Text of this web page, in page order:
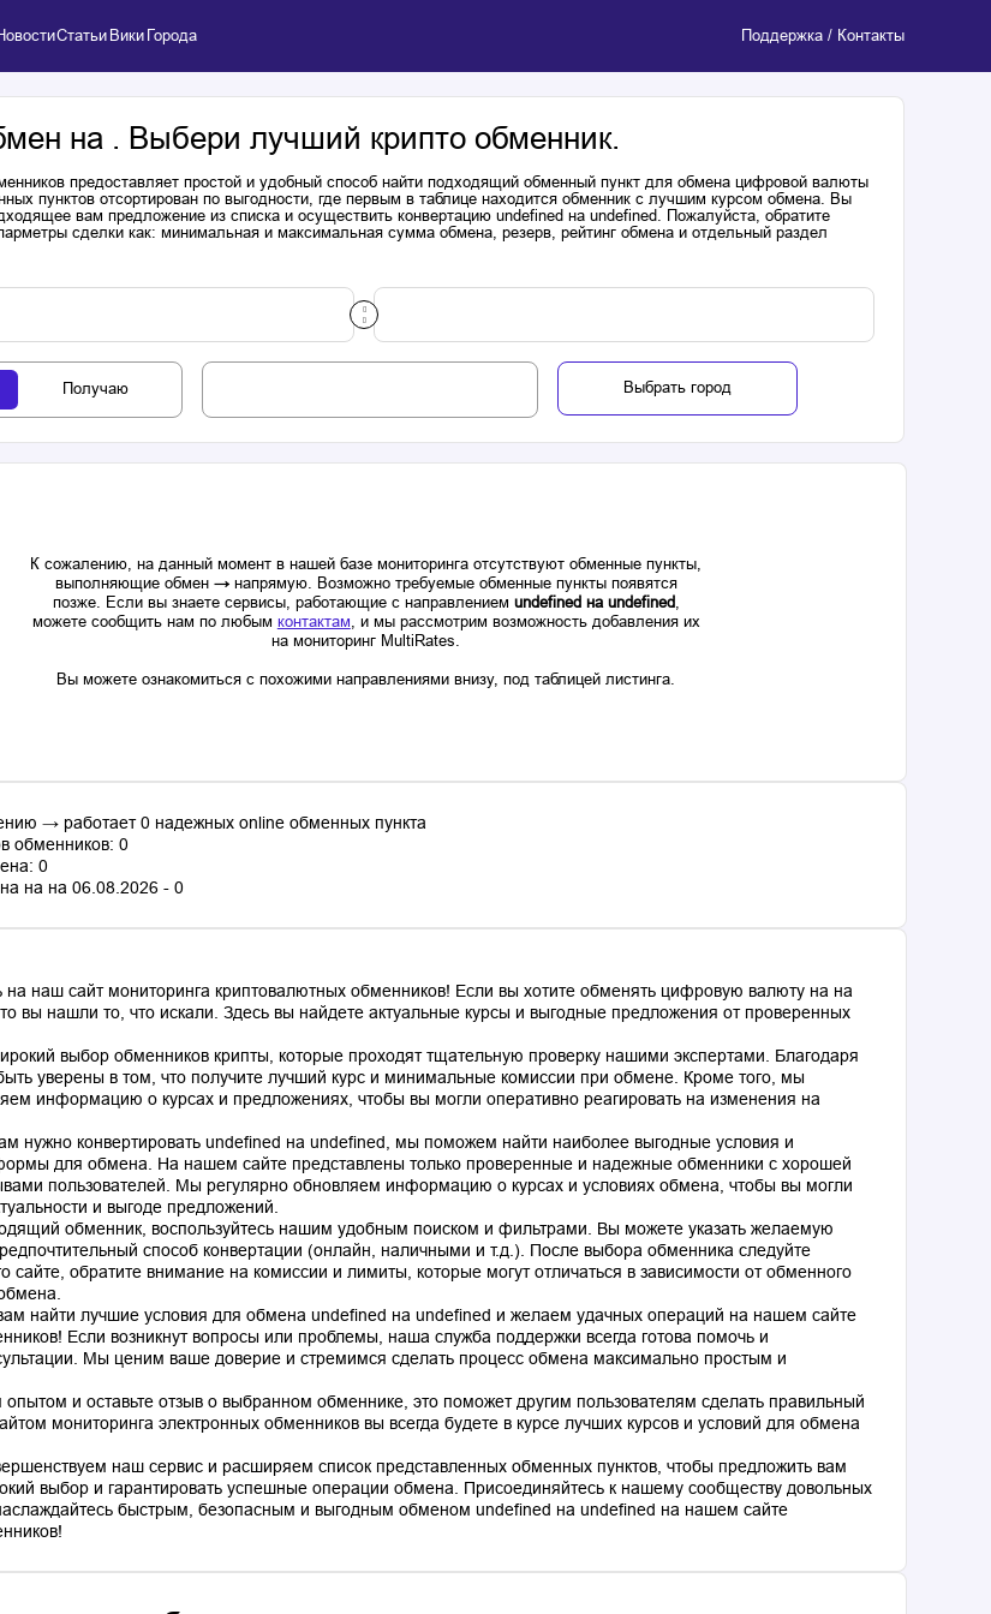
Статьи Вики Города Поддержка / Контакты
на . Выбери лучший крипто обменник.
предоставляет простой и удобный способ найти подходящий обменный пункт для обмена цифровой валюты
пунктов отсортирован по выгодности, где первым в таблице находится обменник с лучшим курсом обмена. Вы
вам предложение из списка и осуществить конвертацию undefined на undefined. Пожалуйста, обратите
сделки как: минимальная и максимальная сумма обмена, резерв, рейтинг обмена и отдельный раздел
Получаю Выбрать город
К сожалению, на данный момент в нашей базе мониторинга отсутствуют обменные пункты,
выполняющие обмен → напрямую. Возможно требуемые обменные пункты появятся
позже. Если вы знаете сервисы, работающие с направлением undefined на undefined,
можете сообщить нам по любым контактам, и мы рассмотрим возможность добавления их
на мониторинг MultiRates.
Вы можете ознакомиться с похожими направлениями внизу, под таблицей листинга.
→ работает 0 надежных online обменных пункта
обменников: 0
0
на на 06.08.2026 - 0
на наш сайт мониторинга криптовалютных обменников! Если вы хотите обменять цифровую валюту на на
вы нашли то, что искали. Здесь вы найдете актуальные курсы и выгодные предложения от проверенных
выбор обменников крипты, которые проходят тщательную проверку нашими экспертами. Благодаря
уверены в том, что получите лучший курс и минимальные комиссии при обмене. Кроме того, мы
информацию о курсах и предложениях, чтобы вы могли оперативно реагировать на изменения на
нужно конвертировать undefined на undefined, мы поможем найти наиболее выгодные условия и
для обмена. На нашем сайте представлены только проверенные и надежные обменники с хорошей
пользователей. Мы регулярно обновляем информацию о курсах и условиях обмена, чтобы вы могли
и выгоде предложений.
обменник, воспользуйтесь нашим удобным поиском и фильтрами. Вы можете указать желаемую
способ конвертации (онлайн, наличными и т.д.). После выбора обменника следуйте
сайте, обратите внимание на комиссии и лимиты, которые могут отличаться в зависимости от обменного
найти лучшие условия для обмена undefined на undefined и желаем удачных операций на нашем сайте
Если возникнут вопросы или проблемы, наша служба поддержки всегда готова помочь и
Мы ценим ваше доверие и стремимся сделать процесс обмена максимально простым и
опытом и оставьте отзыв о выбранном обменнике, это поможет другим пользователям сделать правильный
мониторинга электронных обменников вы всегда будете в курсе лучших курсов и условий для обмена
наш сервис и расширяем список представленных обменных пунктов, чтобы предложить вам
выбор и гарантировать успешные операции обмена. Присоединяйтесь к нашему сообществу довольных
быстрым, безопасным и выгодным обменом undefined на undefined на нашем сайте